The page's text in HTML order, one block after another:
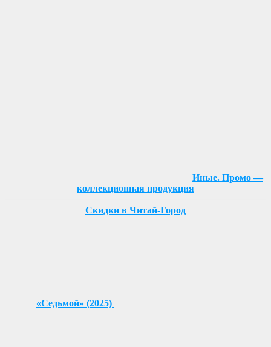
Иные. Промо —
коллекционная продукция
Скидки в Читай-Город
«Седьмой» (2025)